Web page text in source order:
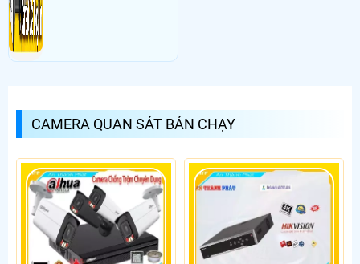
CAMERA QUAN SÁT BÁN CHẠY